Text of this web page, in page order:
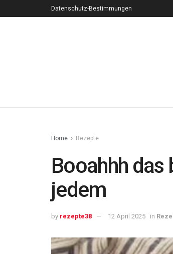
Datenschutz-Bestimmungen
Home Rezepte
Booahhh
jedem
by rezepte38 12 April 2025 in